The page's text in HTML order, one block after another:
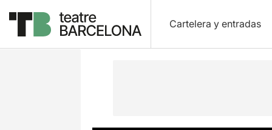
Cartelera y entradas
Descripción Horarios Ficha